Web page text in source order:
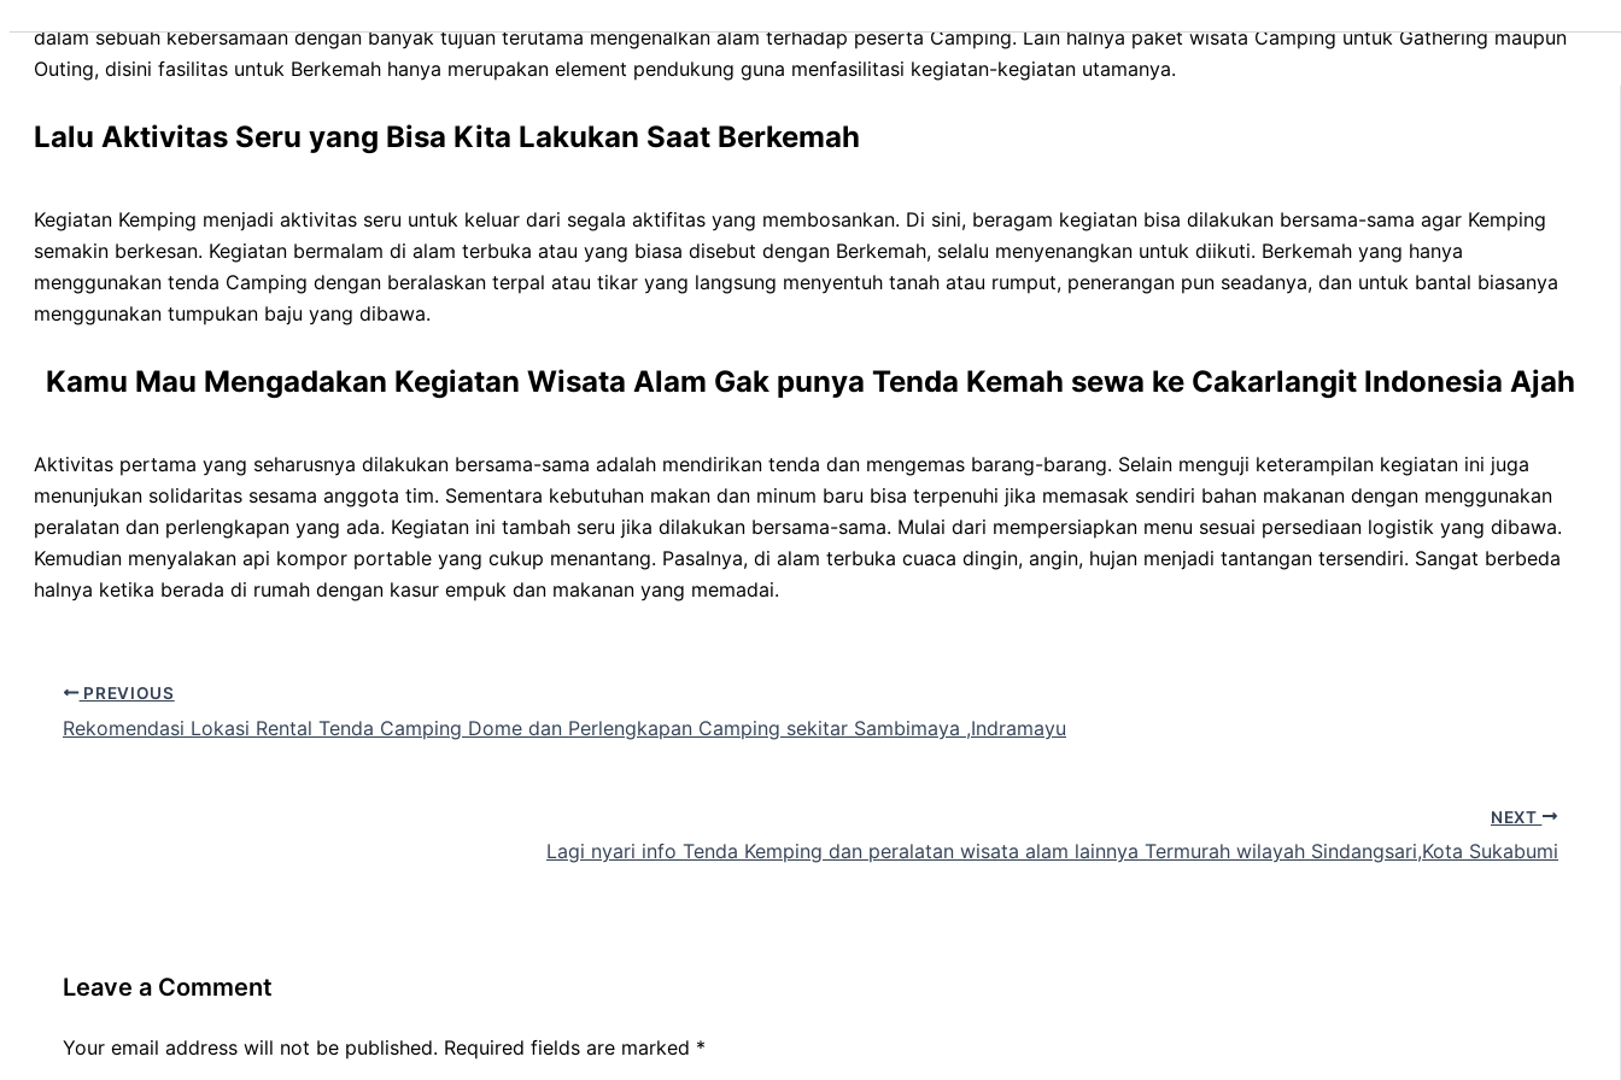
dalam sebuah kebersamaan dengan banyak tujuan terutama mengenalkan alam terhadap peserta Camping. Lain halnya paket wisata Camping untuk Gathering maupun
Outing, disini fasilitas untuk Berkemah hanya merupakan element pendukung guna menfasilitasi kegiatan-kegiatan utamanya.
Lalu Aktivitas Seru yang Bisa Kita Lakukan Saat Berkemah
Kegiatan Kemping menjadi aktivitas seru untuk keluar dari segala aktifitas yang membosankan. Di sini, beragam kegiatan bisa dilakukan bersama-sama agar Kemping
semakin berkesan. Kegiatan bermalam di alam terbuka atau yang biasa disebut dengan Berkemah, selalu menyenangkan untuk diikuti. Berkemah yang hanya
menggunakan tenda Camping dengan beralaskan terpal atau tikar yang langsung menyentuh tanah atau rumput, penerangan pun seadanya, dan untuk bantal biasanya
menggunakan tumpukan baju yang dibawa.
Kamu Mau Mengadakan Kegiatan Wisata Alam Gak punya Tenda Kemah sewa ke Cakarlangit Indonesia Ajah
Aktivitas pertama yang seharusnya dilakukan bersama-sama adalah mendirikan tenda dan mengemas barang-barang. Selain menguji keterampilan kegiatan ini juga
menunjukan solidaritas sesama anggota tim. Sementara kebutuhan makan dan minum baru bisa terpenuhi jika memasak sendiri bahan makanan dengan menggunakan
peralatan dan perlengkapan yang ada. Kegiatan ini tambah seru jika dilakukan bersama-sama. Mulai dari mempersiapkan menu sesuai persediaan logistik yang dibawa.
Kemudian menyalakan api kompor portable yang cukup menantang. Pasalnya, di alam terbuka cuaca dingin, angin, hujan menjadi tantangan tersendiri. Sangat berbeda
halnya ketika berada di rumah dengan kasur empuk dan makanan yang memadai.
PREVIOUS
Rekomendasi Lokasi Rental Tenda Camping Dome dan Perlengkapan Camping sekitar Sambimaya ,Indramayu
NEXT
Lagi nyari info Tenda Kemping dan peralatan wisata alam lainnya Termurah wilayah Sindangsari,Kota Sukabumi
Leave a Comment
Your email address will not be published. Required fields are marked *